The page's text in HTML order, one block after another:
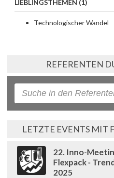
LIEBLINGSTHEMEN (1)
Technologischer Wandel
REFERENTEN
LETZTE EVENTS MIT
22. Inno-
Flexpack -
2025